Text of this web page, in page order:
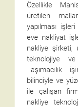
Özellikle
üretilen
yapılması
eve nakliyat
nakliye şirketi,
teknolojiye
Taşımacılık
bilinciyle ve
ile çalışan
nakliye